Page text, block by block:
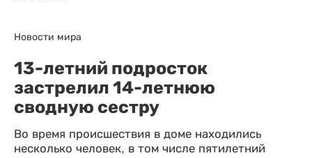
Новости мира
13-летний подросток
застрелил 14-летнюю
сводную сестру
Во время происшествия в доме находились
несколько человек, в том числе пятилетний